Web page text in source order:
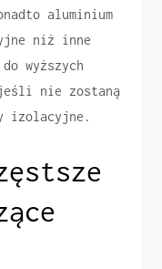
aluminium
niż inne
wyższych
nie zostaną
izolacyjne.